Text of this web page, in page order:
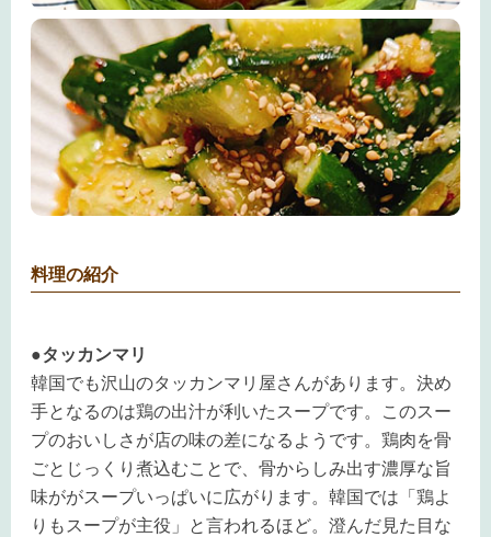
料理の紹介
●タッカンマリ
韓国でも沢山のタッカンマリ屋さんがあります。決め
手となるのは鶏の出汁が利いたスープです。このスー
プのおいしさが店の味の差になるようです。 鶏肉を骨
ごとじっくり煮込むことで、骨からしみ出す濃厚な旨
味ががスープいっぱいに広がります。韓国では「鶏よ
りもスープが主役」と言われるほど。澄んだ見た目な